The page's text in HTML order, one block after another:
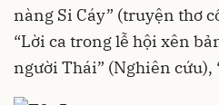
nàng Si Cáy” (truyện thơ
“Lời ca trong lễ hội xên
người Thái” (Nghiên cứu),